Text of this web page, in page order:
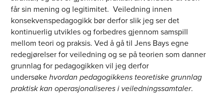
får sin mening og legitimitet. Veiledning innen
konsekvenspedagogikk bør derfor slik jeg ser det
kontinuerlig utvikles og forbedres gjennom samspill
mellom teori og praksis. Ved å gå til Jens Bays egne
redegjørelser for veiledning og se på teorien som danner
grunnlag for pedagogikken vil jeg derfor
undersøkehvordan pedagogikkens teoretiske grunnlag
praktisk kan operasjonaliseres i veiledningssamtaler.